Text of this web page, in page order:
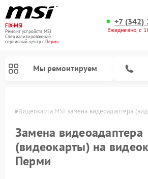
FIX-MSI
Ремонт устройств MSI
Специализированный
cервисный центр г.Пермь
+7 (342)
Ежедневно, с
Мы ремонтируем
Видеокарта MSI замена видеоадаптера
Замена видеоадаптера
(видеокарты) на
Перми